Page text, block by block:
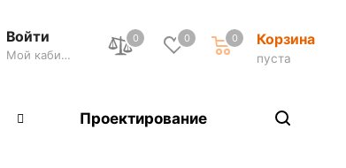
0 0 Корзина
пуста
0
Войти
Мой кабинет
Проектирование